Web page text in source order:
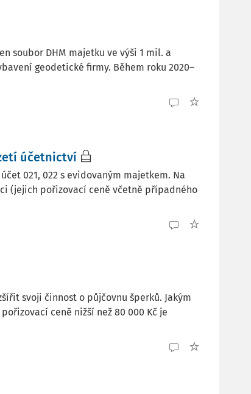
soubor DHM majetku ve výši 1 mil. a
geodetické firmy. Během roku 2020–
účetnictví
021, 022 s evidovaným majetkem. Na
(jejich pořizovací ceně včetně případného
svoji činnost o půjčovnu šperků. Jakým
ceně nižší než 80 000 Kč je